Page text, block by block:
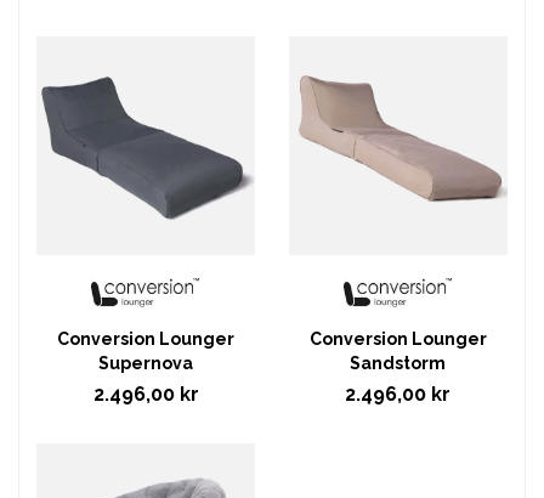
Conversion Lounger
Supernova
2.496,00 kr
Conversion Lounger
Sandstorm
2.496,00 kr